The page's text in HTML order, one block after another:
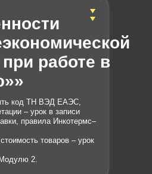
работе в
код ТН ВЭД ЕАЭС,
– урок в записи
правила Инкотермс–
товаров – урок
2.